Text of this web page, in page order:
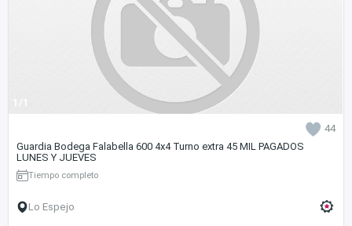
1/1
44
Guardia Bodega Falabella 600 4x4 Turno extra 45 MIL PAGADOS
LUNES Y JUEVES
Tiempo completo
Lo Espejo